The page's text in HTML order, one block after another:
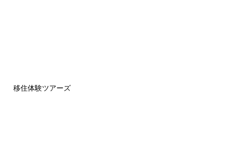
移住体験ツアーズ